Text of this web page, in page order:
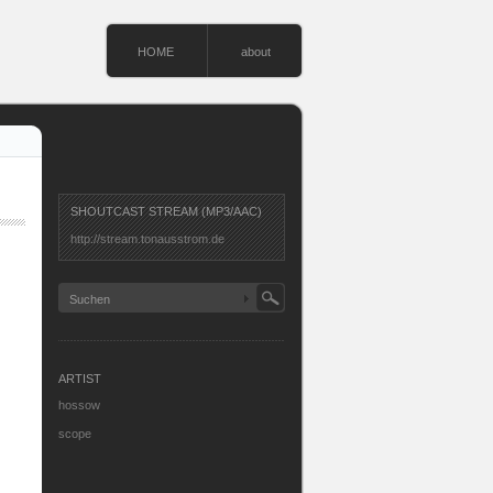
HOME about
SHOUTCAST STREAM (MP3/AAC)
http://stream.tonausstrom.de
ARTIST
hossow
scope